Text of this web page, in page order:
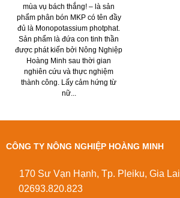
mùa vụ bách thắng! – là sản
phẩm phân bón MKP có tên đầy
đủ là Monopotassium photphat.
Sản phẩm là đứa con tinh thần
được phát kiến bởi Nông Nghiệp
Hoàng Minh sau thời gian
nghiên cứu và thực nghiệm
thành công. Lấy cảm hứng từ
nữ...
CÔNG TY NÔNG NGHIỆP HOÀNG MINH
170 Sư Vạn Hạnh, Tp. Pleiku, Gia Lai
02693.820.823